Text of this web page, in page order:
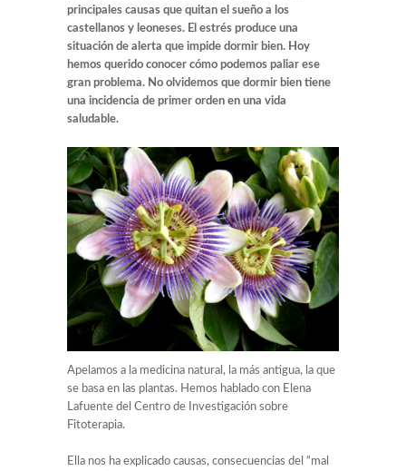
principales causas que quitan el sueño a los
castellanos y leoneses. El estrés produce una
situación de alerta que impide dormir bien. Hoy
hemos querido conocer cómo podemos paliar ese
gran problema. No olvidemos que dormir bien tiene
una incidencia de primer orden en una vida
saludable.
Apelamos a la medicina natural, la más antigua, la que
se basa en las plantas. Hemos hablado con Elena
Lafuente del Centro de Investigación sobre
Fitoterapia.
Ella nos ha explicado causas, consecuencias del “mal